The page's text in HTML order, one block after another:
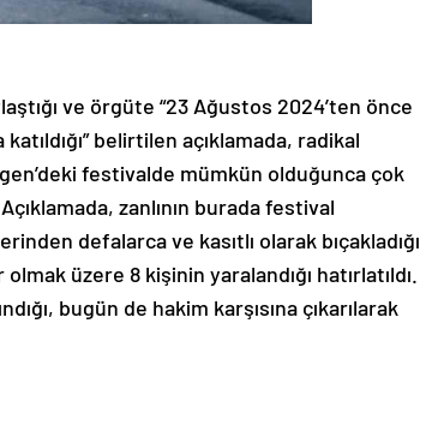
ve örgüte “23 Ağustos 2024’ten önce
belirtilen açıklamada, radikal
festivalde mümkün olduğunca çok
zanlının burada festival
defalarca ve kasıtlı olarak bıçakladığı
üzere 8 kişinin yaralandığı hatırlatıldı.
bugün de hakim karşısına çıkarılarak